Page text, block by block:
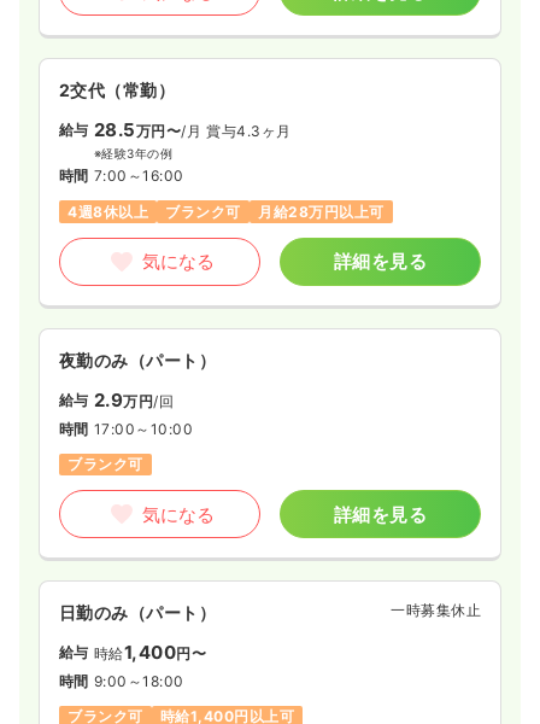
2交代（常勤）
給与 28.5万円〜/月 賞与4.3ヶ月
※経験3年の例
時間 7:00～16:00
4週8休以上
ブランク可 月給28万円以上可
気になる 詳細を見る
夜勤のみ（パート）
給与 2.9万円/回
時間 17:00～10:00
ブランク可
気になる 詳細を見る
日勤のみ（パート） 一時募集休止
給与 時給1,400円〜
時間 9:00～18:00
ブランク可
時給1,400円以上可